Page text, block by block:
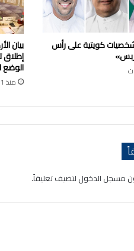
شخصيات كويتية على رأس بيان
الوضع
منذ 11 ساعة
مسجل الدخول لتضيف تعليقاً.